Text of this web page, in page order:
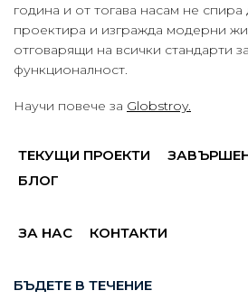
година и от тогава насам не спира
проектира и изгражда модерни
отговарящи на всички стандарти
функционалност.
Научи повече за Globstroy.
ТЕКУЩИ ПРОЕКТИ
БЛОГ
ЗА НАС КОНТАКТИ
БЪДЕТЕ В ТЕЧЕНИЕ